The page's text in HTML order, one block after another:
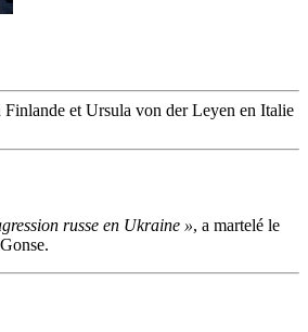
Finlande et Ursula von der Leyen en Italie
russe en Ukraine », a martelé le